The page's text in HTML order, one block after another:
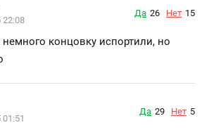
Да 26 Нет 15
концовку испортили, но
Да 29 Нет 5